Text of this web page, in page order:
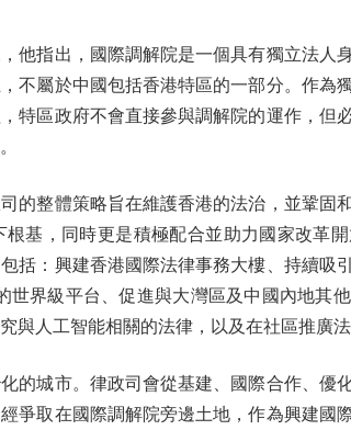
指出，國際調解院是一個具有獨立法人
不屬於中國包括香港特區的一部分。作為
特區政府不會直接參與調解院的運作，但
整體策略旨在維護香港的法治，並鞏固
基，同時更是積極配合並助力國家改革
括：興建香港國際法律事務大樓、持續吸
界級平台、促進與大灣區及中國內地其
與人工智能相關的法律，以及在社區推廣法
城市。律政司會從基建、國際合作、優
爭取在國際調解院旁邊土地，作為興建國